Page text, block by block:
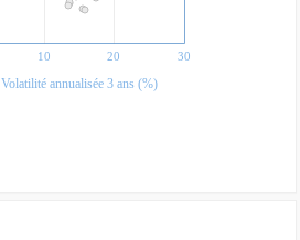
10 20 30
Volatilité annualisée 3 ans (%)